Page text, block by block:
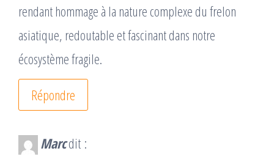
rendant hommage à la nature complexe du frelon
asiatique, redoutable et fascinant dans notre
écosystème fragile.
Répondre
Marcdit :